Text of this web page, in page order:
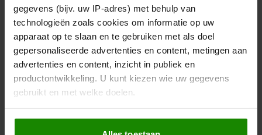
gegevens (bijv. uw IP-adres) met behulp van
technologieën zoals cookies om informatie op uw
apparaat op te slaan en te gebruiken met als doel
gepersonaliseerde advertenties en content, metingen aan
advertenties en content, inzicht in publiek en
productontwikkeling. U kunt kiezen wie uw gegevens
gebruikt en met welke doelen.
Als u het toestaat, willen we ook graag: